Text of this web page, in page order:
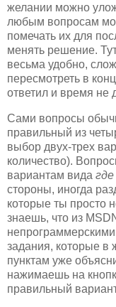
желании можно
любым вопросам
помечать их для
менять решение.
весьма удобно,
пересмотреть в
ответил и время не
Сами вопросы
правильный из
выбор двух-трех
количество).
вариантам вида
стороны, иногда
которые ты просто
знаешь, что из
задания, которые в
пунктам уже
нажимаешь на
правильный